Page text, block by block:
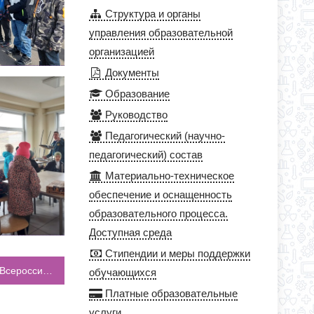
С 29.03 по 31.03 в городе Москва проходит Всероссийская конференция “Современная школа – 2023”
Структура и органы
управления образовательной
организацией
Документы
Образование
Руководство
Педагогический (научно-
педагогический) состав
Материально-техническое
обеспечение и оснащенность
образовательного процесса.
Доступная среда
Стипендии и меры поддержки
обучающихся
Платные образовательные